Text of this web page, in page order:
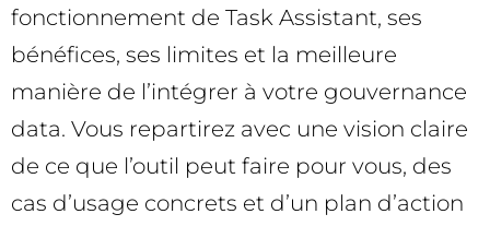
fonctionnement de Task Assistant, ses
bénéfices, ses limites et la meilleure
manière de l’intégrer à votre gouvernance
data. Vous repartirez avec une vision claire
de ce que l’outil peut faire pour vous, des
cas d’usage concrets et d’un plan d’action